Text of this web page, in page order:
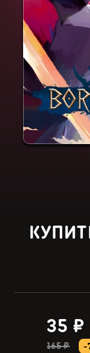
35 ₽
165 ₽ -